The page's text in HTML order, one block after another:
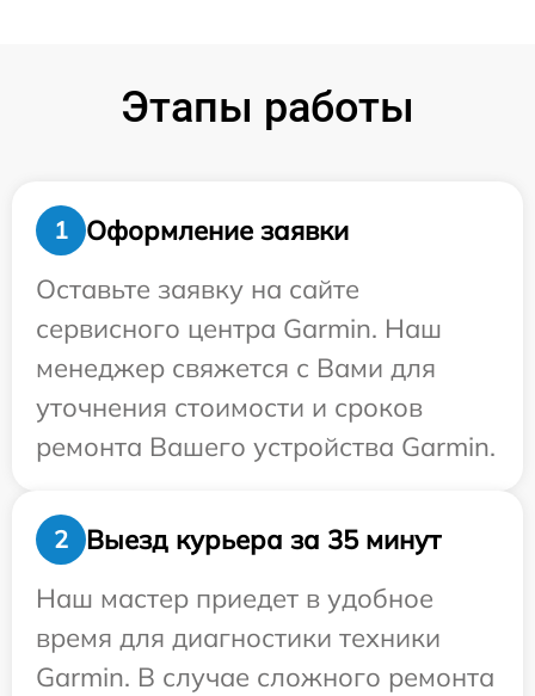
Этапы работы
1
Оформление заявки
Оставьте заявку на сайте
сервисного центра Garmin. Наш
менеджер свяжется с Вами для
уточнения стоимости и сроков
ремонта Вашего устройства Garmin.
2
Выезд курьера за 35 минут
Наш мастер приедет в удобное
время для диагностики техники
Garmin. В случае сложного ремонта